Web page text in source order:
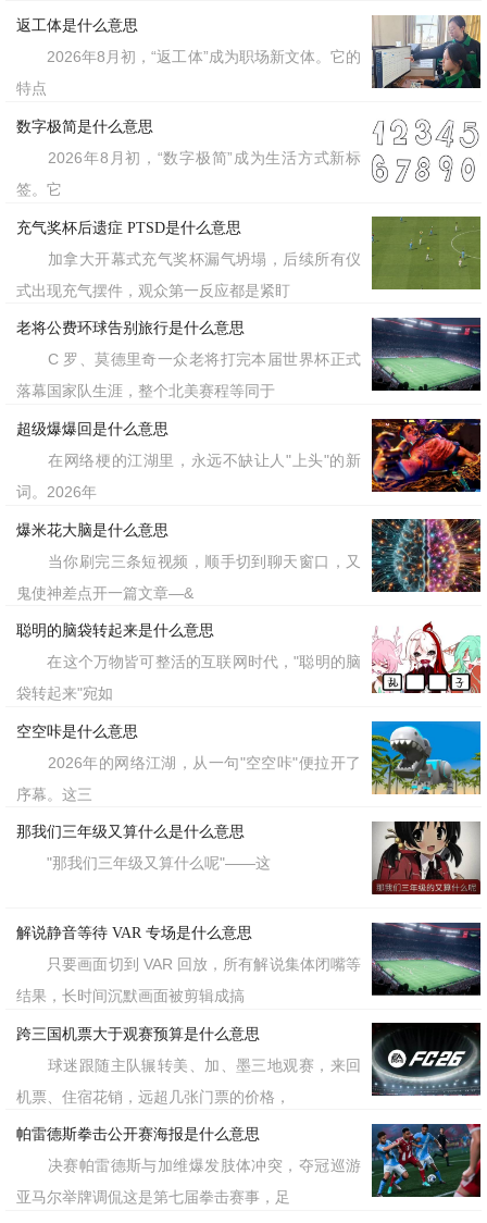
返工体是什么意思
2026年8月初，“返工体”成为职场新文体。它的
特点
数字极简是什么意思
2026年8月初，“数字极简”成为生活方式新标
签。它
充气奖杯后遗症 PTSD是什么意思
加拿大开幕式充气奖杯漏气坍塌，后续所有仪
式出现充气摆件，观众第一反应都是紧盯
老将公费环球告别旅行是什么意思
C 罗、莫德里奇一众老将打完本届世界杯正式
落幕国家队生涯，整个北美赛程等同于
超级爆爆回是什么意思
在网络梗的江湖里，永远不缺让人"上头"的新
词。2026年
爆米花大脑是什么意思
当你刷完三条短视频，顺手切到聊天窗口，又
鬼使神差点开一篇文章—&
聪明的脑袋转起来是什么意思
在这个万物皆可整活的互联网时代，"聪明的脑
袋转起来"宛如
空空咔是什么意思
2026年的网络江湖，从一句"空空咔"便拉开了
序幕。这三
那我们三年级又算什么是什么意思
"那我们三年级又算什么呢"——这
解说静音等待 VAR 专场是什么意思
只要画面切到 VAR 回放，所有解说集体闭嘴等
结果，长时间沉默画面被剪辑成搞
跨三国机票大于观赛预算是什么意思
球迷跟随主队辗转美、加、墨三地观赛，来回
机票、住宿花销，远超几张门票的价格，
帕雷德斯拳击公开赛海报是什么意思
决赛帕雷德斯与加维爆发肢体冲突，夺冠巡游
亚马尔举牌调侃这是第七届拳击赛事，足